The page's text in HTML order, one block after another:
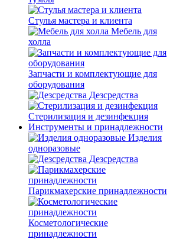
Стулья мастера и клиента
Мебель для
холла
Запчасти и комплектующие для
оборудования
Дезсредства
Стерилизация и дезинфекция
Инструменты и принадлежности
Изделия
одноразовые
Дезсредства
Парикмахерские принадлежности
Косметологические
принадлежности